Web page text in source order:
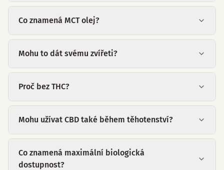
Co znamená MCT olej?
Mohu to dát svému zvířeti?
Proč bez THC?
Mohu užívat CBD také během těhotenství?
Co znamená maximální biologická
dostupnost?